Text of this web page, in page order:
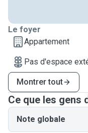
Le foyer
Appartement
Pas d'espace
Montrer tout
Ce que les gens
Note globale